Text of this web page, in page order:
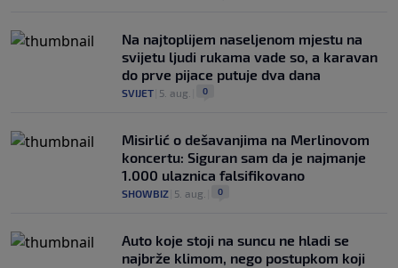
Na najtoplijem naseljenom mjestu na
svijetu ljudi rukama vade so, a karavan
do prve pijace putuje dva dana
SVIJET 5. aug. 0
Misirlić o dešavanjima na Merlinovom
koncertu: Siguran sam da je najmanje
1.000 ulaznica falsifikovano
SHOWBIZ 5. aug. 0
Auto koje stoji na suncu ne hladi se
najbrže klimom, nego postupkom koji